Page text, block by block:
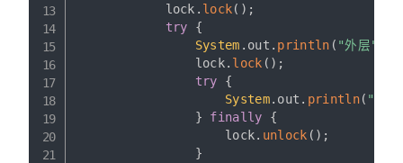
            lock
. lock( ) ;
try
{
System . out . println ( "外层"
                lock
. lock ( ) ;
try
{
System. out . println( "内
}
finally
{
                    lock
. unlock ( ) ;
}